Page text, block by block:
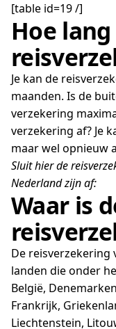
[table id=19 /]
Hoe
Je kan de
maanden. Is de
verzekering
verzekering af? Je
maar wel opnieuw
Sluit hier de
Nederland zijn af:
Waar is
De
landen die onder
België,
Frankrijk,
Liechtenstein,